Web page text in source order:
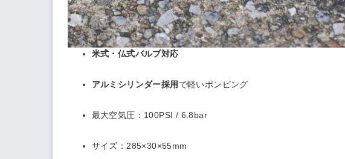
米式・仏式バルブ対応
アルミシリンダー採用 で軽いポンピング
最大空気圧：100PSI / 6.8bar
サイズ：285×30×55mm